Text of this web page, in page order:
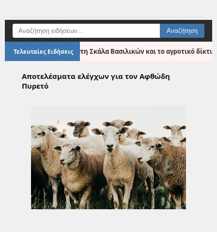
Τελευταίες Ειδήσεις
και αποκατάστασης στη Σκάλα Βασιλικών και το αγροτικό δίκτυο
●
Αποτελέσματα ελέγχων για τον Αφθώδη
Πυρετό